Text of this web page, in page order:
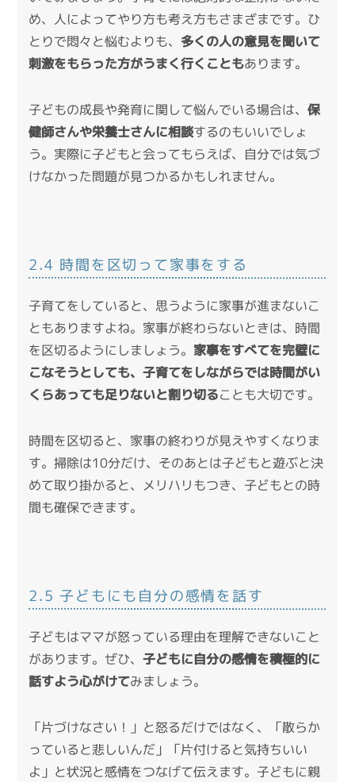
め、人によってやり方も考え方もさまざまです。ひ
とりで悶々と悩むよりも、 多くの人の意見を聞いて
刺激をもらった方がうまく行くこともあります。
子どもの成長や発育に関して悩んでいる場合は、保
健師さんや栄養士さんに相談するのもいいでしょ
う。実際に子どもと会ってもらえば、自分では気づ
けなかった問題が見つかるかもしれません。
2.4 時間を区切って家事をする
子育てをしていると、思うように家事が進まないこ
ともありますよね。家事が終わらないときは、時間
を区切るようにしましょう。 家事をすべてを完璧に
こなそうとしても、子育てをしながらでは時間がい
くらあっても足りないと割り切ることも大切です。
時間を区切ると、家事の終わりが見えやすくなりま
す。掃除は10分だけ、そのあとは子どもと遊ぶと決
めて取り掛かると、メリハリもつき、子どもとの時
間も確保できます。
2.5 子どもにも自分の感情を話す
子どもはママが怒っている理由を理解できないこと
があります。ぜひ、子どもに自分の感情を積極的に
話すよう心がけてみましょう。
「片づけなさい！」と怒るだけではなく、「散らか
っていると悲しいんだ」「片付けると気持ちいい
よ」と状況と感情をつなげて伝えます。子どもに親